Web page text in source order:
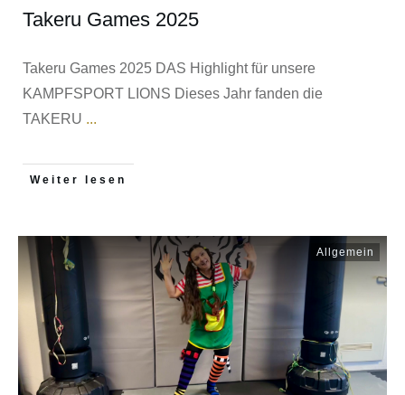
Takeru Games 2025
Takeru Games 2025 DAS Highlight für unsere
KAMPFSPORT LIONS Dieses Jahr fanden die
TAKERU ...
Weiter lesen
Allgemein